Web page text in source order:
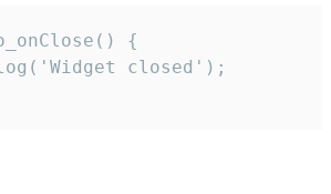
{
closed');